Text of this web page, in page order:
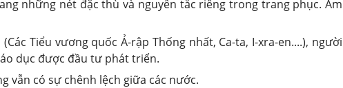
những nét đặc thù và nguyên tắc riêng trong trang phục. Ẩm
Tiểu vương quốc Ả-rập Thống nhất, Ca-ta, I-xra-en....), người
dục được đầu tư phát triển.
vẫn có sự chênh lệch giữa các nước.